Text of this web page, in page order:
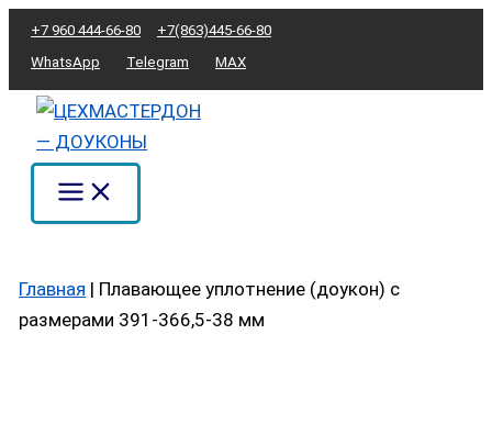
Перейти
содержимому
+7 960 444-66-80
+7(863)445-66-80
WhatsApp
Telegram MAX
Главная | Плавающее уплотнение (доукон) с
размерами 391-366,5-38 мм
Количество
Плавающее
уплотнение
(доукон)
с
размерами
391-
38
мм